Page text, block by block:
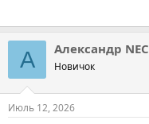
А Александр NEC
Новичок
Июль 12, 2026